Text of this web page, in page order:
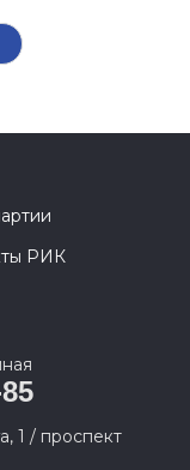
РИК
1 / проспект